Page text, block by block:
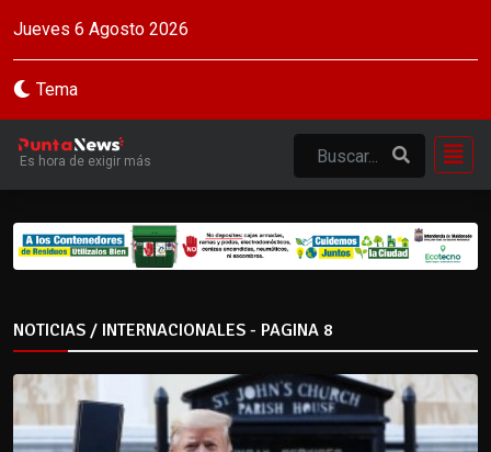
Jueves 6 Agosto 2026
Tema
Es hora de exigir más
NOTICIAS / INTERNACIONALES - PAGINA 8